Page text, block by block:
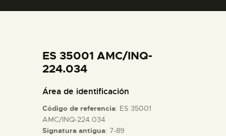
COLECCIONES
ESPAÑOL
ES 35001 AMC/INQ-
224.034
Área de identificación
Código de referencia: ES 35001
AMC/INQ-224.034
Signatura antigua: 7-89